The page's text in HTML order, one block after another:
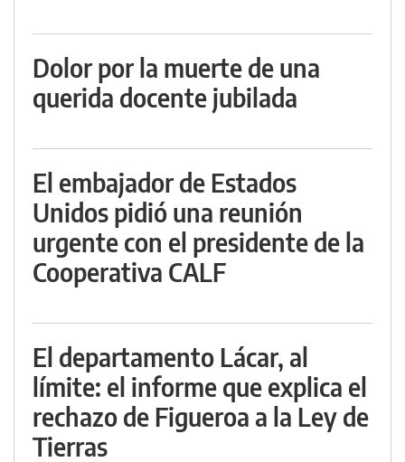
Dolor por la muerte de una
querida docente jubilada
El embajador de Estados
Unidos pidió una reunión
urgente con el presidente de la
Cooperativa CALF
El departamento Lácar, al
límite: el informe que explica el
rechazo de Figueroa a la Ley de
Tierras